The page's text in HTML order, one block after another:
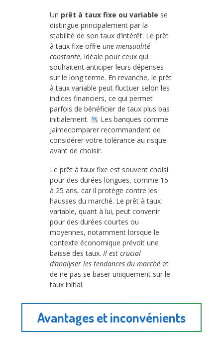
Un prêt à taux fixe ou variable se
distingue principalement par la
stabilité de son taux d’intérêt. Le prêt
à taux fixe offre une mensualité
constante, idéale pour ceux qui
souhaitent anticiper leurs dépenses
sur le long terme. En revanche, le prêt
à taux variable peut fluctuer selon les
indices financiers, ce qui permet
parfois de bénéficier de taux plus bas
initialement.
Les banques comme
Jaimecomparer recommandent de
considérer votre tolérance au risque
avant de choisir.
Le prêt à taux fixe est souvent choisi
pour des durées longues, comme 15
à 25 ans, car il protège contre les
hausses du marché. Le prêt à taux
variable, quant à lui, peut convenir
pour des durées courtes ou
moyennes, notamment lorsque le
contexte économique prévoit une
baisse des taux. Il est crucial
d’analyser les tendances du marché et
de ne pas se baser uniquement sur le
taux initial.
Avantages et inconvénients